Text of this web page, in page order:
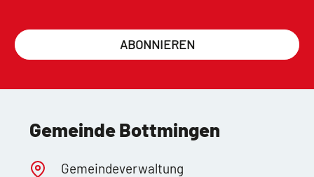
ABONNIEREN
Gemeinde Bottmingen
Gemeindeverwaltung